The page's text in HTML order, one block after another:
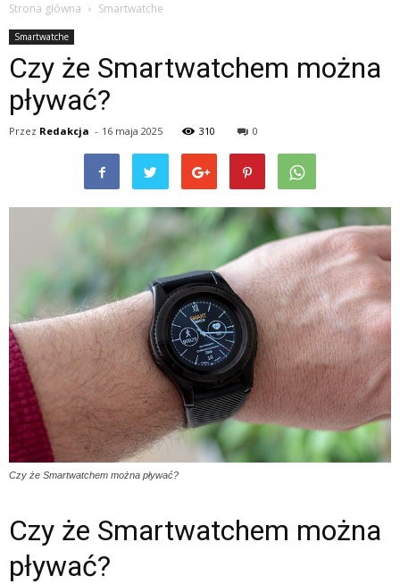
Strona główna Smartwatche
Smartwatche
Czy że Smartwatchem można
pływać?
Przez Redakcja - 16 maja 2025 310 0
Czy że Smartwatchem można pływać?
Czy że Smartwatchem można
pływać?